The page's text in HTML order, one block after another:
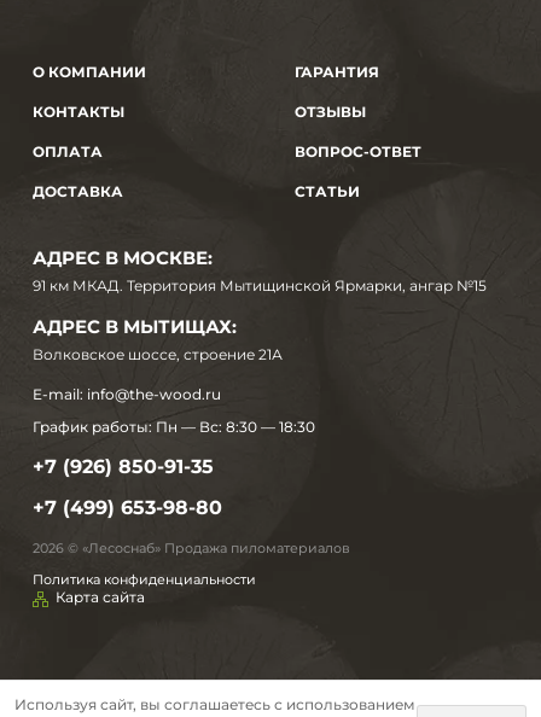
О КОМПАНИИ
КОНТАКТЫ
ОПЛАТА
ДОСТАВКА
ГАРАНТИЯ
ОТЗЫВЫ
ВОПРОС-ОТВЕТ
СТАТЬИ
АДРЕС В МОСКВЕ:
91 км МКАД. Территория Мытищинской Ярмарки, ангар №15
АДРЕС В МЫТИЩАХ:
Волковское шоссе, строение 21А
E-mail: info@the-wood.ru
График работы: Пн — Вс: 8:30 — 18:30
+7 (926) 850-91-35
+7 (499) 653-98-80
2026 © «Лесоснаб» Продажа пиломатериалов
Политика конфиденциальности
Карта сайта
Используя сайт, вы соглашаетесь с использованием